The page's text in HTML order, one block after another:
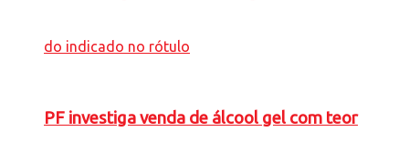
PF investiga venda de álcool gel com teor